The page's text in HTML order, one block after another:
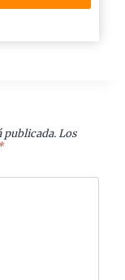
publicada. Los